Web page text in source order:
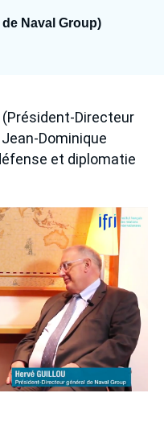
de Naval Group)
(Président-Directeur
Dominique
et diplomatie